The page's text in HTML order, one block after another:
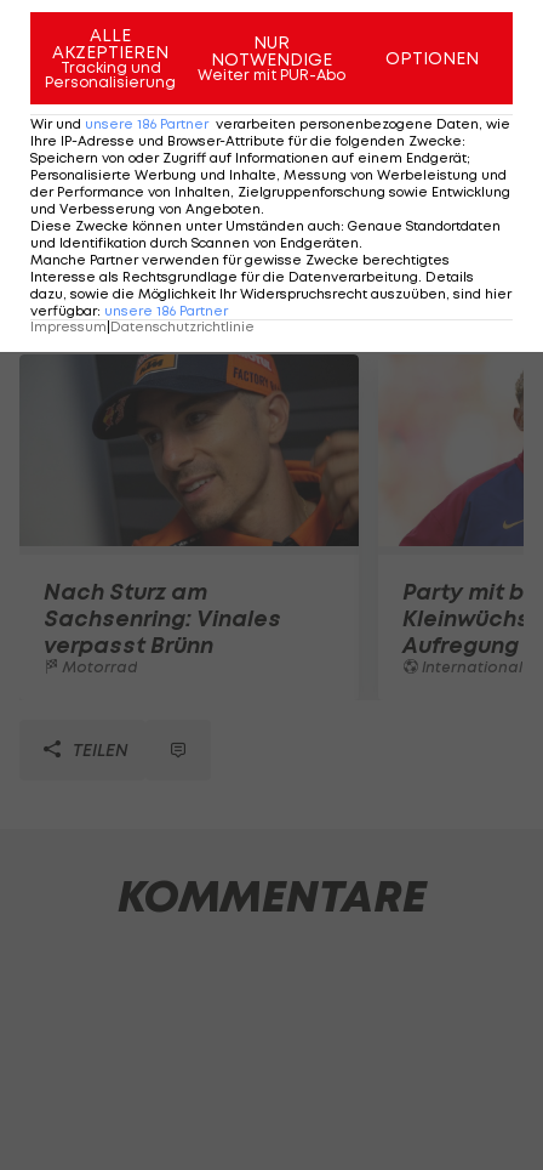
von Freitag ausschlaggebend für die
Startaufstellung (
HIER nachlesen>>> ).
HIGHLIGHTS: LASK - SK Sturm Graz
Fußball - Frauen-Bundesliga
Highlights:
einen
Fußball -
Mehr zum Thema
Nach Sturz am
Sachsenring: Vinales
verpasst Brünn
Motorrad
Party mit
Aufregung
International
TEILEN
KOMMENTARE
ALLE
AKZEPTIEREN
Tracking und
Personalisierung
NUR
NOTWENDIGE
Weiter mit PUR-Abo
OPTIONEN
Wir und unsere 186 Partner verarbeiten personenbezogene Daten, wie
Ihre IP-Adresse und Browser-Attribute für die folgenden Zwecke:
Speichern von oder Zugriff auf Informationen auf einem Endgerät;
Personalisierte Werbung und Inhalte, Messung von Werbeleistung und
der Performance von Inhalten, Zielgruppenforschung sowie Entwicklung
und Verbesserung von Angeboten
Diese Zwecke können unter Umständen auch: Genaue Standortdaten
und Identifikation durch Scannen von Endgeräten
Manche Partner verwenden für gewisse Zwecke berechtigtes
Interesse als Rechtsgrundlage für die Datenverarbeitung. Details
dazu, sowie die Möglichkeit Ihr Widerspruchsrecht auszuüben, sind hier
verfügbar: unsere 186 Partner
Impressum|Datenschutzrichtlinie